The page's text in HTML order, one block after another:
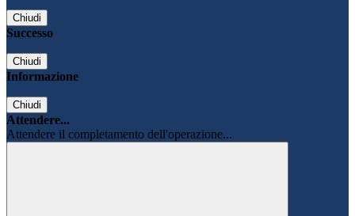
Chiudi
Successo
Chiudi
Informazione
Chiudi
Attendere...
Attendere il completamento dell'operazione...